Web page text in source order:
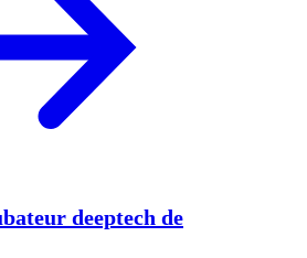
deeptech de